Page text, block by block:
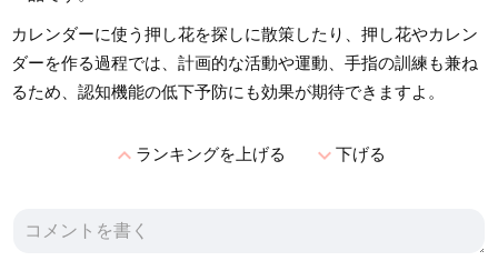
カレンダーに使う押し花を探しに散策したり、押し花やカレン
ダーを作る過程では、計画的な活動や運動、手指の訓練も兼ね
るため、認知機能の低下予防にも効果が期待できますよ。
expand_lessランキングを上げる expand_more下げる